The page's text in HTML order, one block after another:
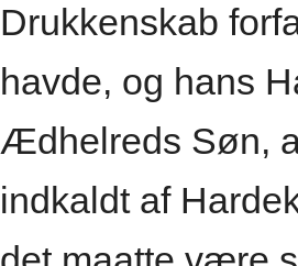
Drukkenskab
havde, og hans
Ædhelreds Søn,
indkaldt af